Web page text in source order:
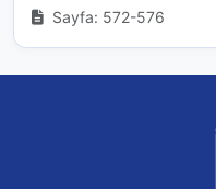
Sayfa: 572-576